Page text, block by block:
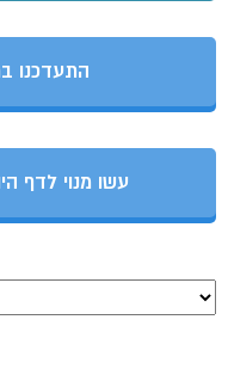
התעדכנו
עשו מנוי לדף